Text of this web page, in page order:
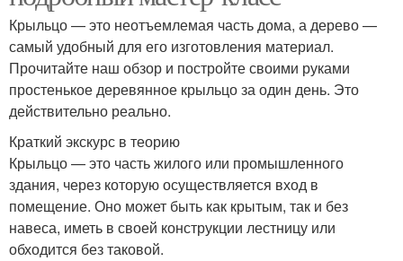
Крыльцо — это неотъемлемая часть дома, а дерево —
самый удобный для его изготовления материал.
Прочитайте наш обзор и постройте своими руками
простенькое деревянное крыльцо за один день. Это
действительно реально.
Краткий экскурс в теорию
Крыльцо — это часть жилого или промышленного
здания, через которую осуществляется вход в
помещение. Оно может быть как крытым, так и без
навеса, иметь в своей конструкции лестницу или
обходится без таковой.